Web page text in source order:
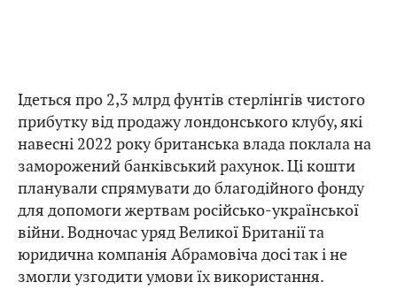
Ідеться про 2,3 млрд фунтів стерлінгів чистого
прибутку від продажу лондонського клубу, які
навесні 2022 року британська влада поклала на
заморожений банківський рахунок. Ці кошти
планували спрямувати до благодійного фонду
для допомоги жертвам російсько-української
війни. Водночас уряд Великої Британії та
юридична компанія Абрамовіча досі так і не
змогли узгодити умови їх використання.